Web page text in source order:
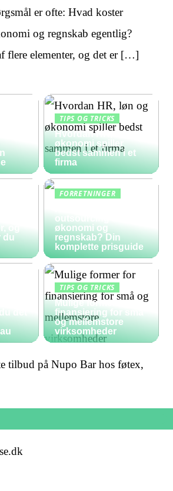
er ofte: Hvad koster
og regnskab egentlig?
flere elementer, og det er […]
TIPS OG TRICKS
Hvordan HR, løn og
økonomi spiller
bedst sammen i et
firma
er
og
du
FORRETNINGER
outsourcing af
økonomi og
regnskab? Din
komplette prisguide
det
TIPS OG TRICKS
Mulige former for
finansiering for små
og mellemstore
virksomheder
tilbud på Nupo Bar hos føtex,